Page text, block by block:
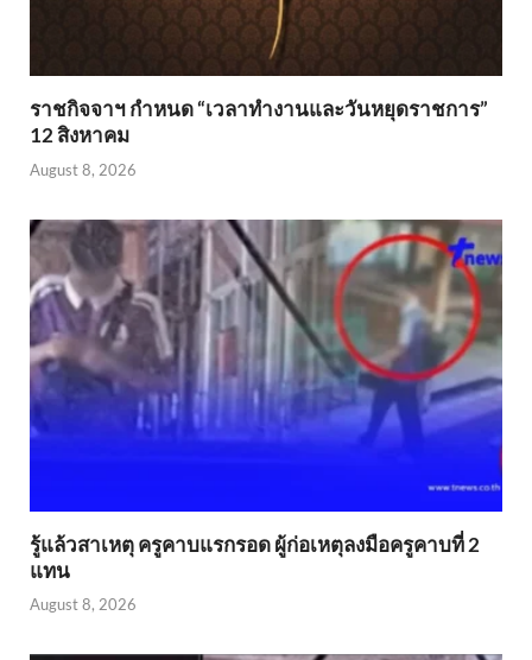
ราชกิจจาฯ กำหนด “เวลาทำงานและวันหยุดราชการ”
12 สิงหาคม
August 8, 2026
รู้แล้วสาเหตุ ครูคาบแรกรอด ผู้ก่อเหตุลงมือครูคาบที่ 2
แทน
August 8, 2026